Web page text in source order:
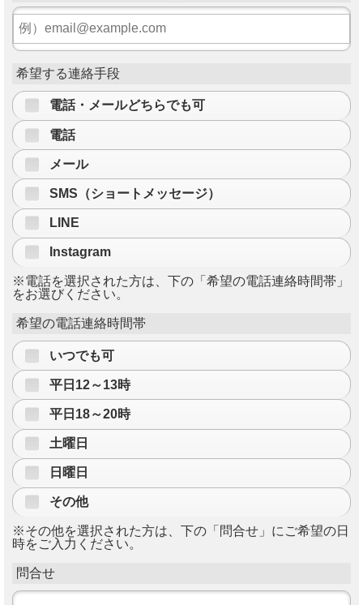
希望する連絡手段
電話・メールどちらでも可
電話
メール
SMS（ショートメッセージ）
LINE
Instagram
※電話を選択された方は、下の「希望の電話連絡時間帯」
をお選びください。
希望の電話連絡時間帯
いつでも可
平日12～13時
平日18～20時
土曜日
日曜日
その他
※その他を選択された方は、下の「問合せ」にご希望の日
時をご入力ください。
問合せ